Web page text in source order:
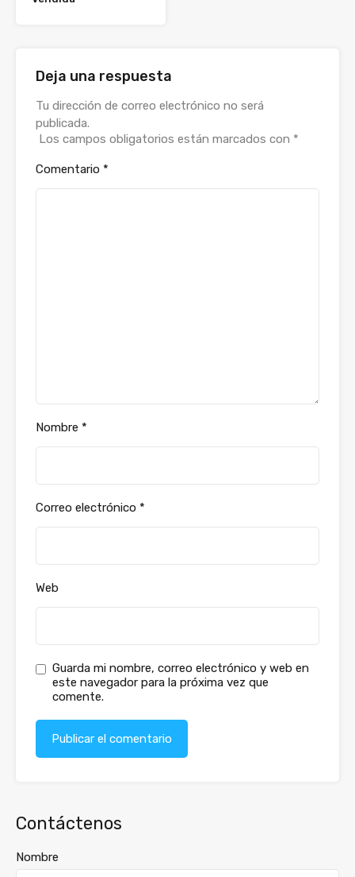
Deja una respuesta
Tu dirección de correo electrónico no será
publicada.
Los campos obligatorios están marcados con *
Comentario *
Nombre *
Correo electrónico *
Web
Guarda mi nombre, correo electrónico y web en
este navegador para la próxima vez que
comente.
Alternative:
Contáctenos
Nombre